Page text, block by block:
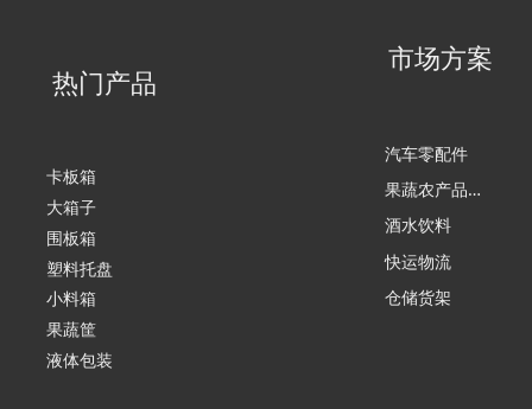
热门产品
卡板箱
大箱子
围板箱
塑料托盘
小料箱
果蔬筐
液体包装
市场方案
汽车零配件
果
蔬农产品加工
酒水饮料
快运物流
仓储货架